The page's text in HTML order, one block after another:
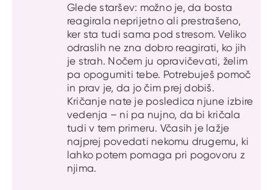
Glede staršev: možno je, da bosta
reagirala neprijetno ali prestrašeno,
ker sta tudi sama pod stresom. Veliko
odraslih ne zna dobro reagirati, ko jih
je strah. Nočem ju opravičevati, želim
pa opogumiti tebe. Potrebuješ pomoč
in prav je, da jo čim prej dobiš.
Kričanje nate je posledica njune izbire
vedenja – ni pa nujno, da bi kričala
tudi v tem primeru. Včasih je lažje
najprej povedati nekomu drugemu, ki
lahko potem pomaga pri pogovoru z
njima.